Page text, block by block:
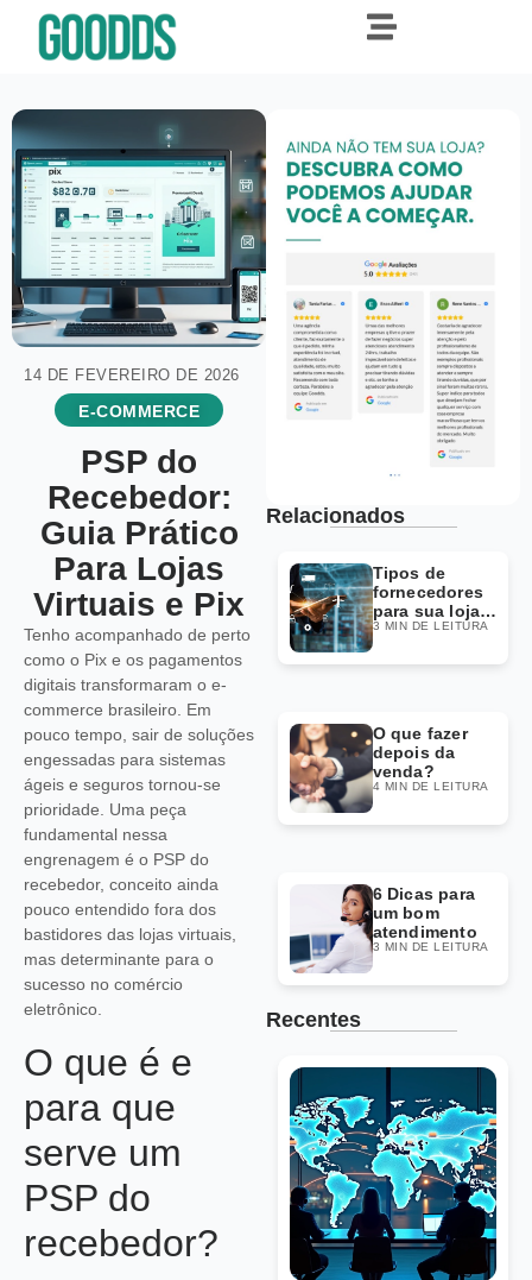
14 DE FEVEREIRO DE 2026
E-COMMERCE
PSP do
Recebedor:
Guia Prático
Para Lojas
Virtuais e Pix
Tenho acompanhado de perto
como o Pix e os pagamentos
digitais transformaram o e-
commerce brasileiro. Em
pouco tempo, sair de soluções
engessadas para sistemas
ágeis e seguros tornou-se
prioridade. Uma peça
fundamental nessa
engrenagem é o PSP do
recebedor, conceito ainda
pouco entendido fora dos
bastidores das lojas virtuais,
mas determinante para o
sucesso no comércio
eletrônico.
O que é e
para que
serve um
PSP do
recebedor?
Relacionados
Tipos de
fornecedores
para sua loja
Dropshipping
3 MIN DE LEITURA
O que fazer
depois da
venda?
4 MIN DE LEITURA
6 Dicas para
um bom
atendimento
3 MIN DE LEITURA
Recentes